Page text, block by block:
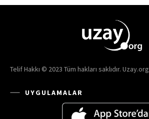
Telif Hakkı © 2023 Tüm hakları saklıdır. Uzay.org
UYGULAMALAR